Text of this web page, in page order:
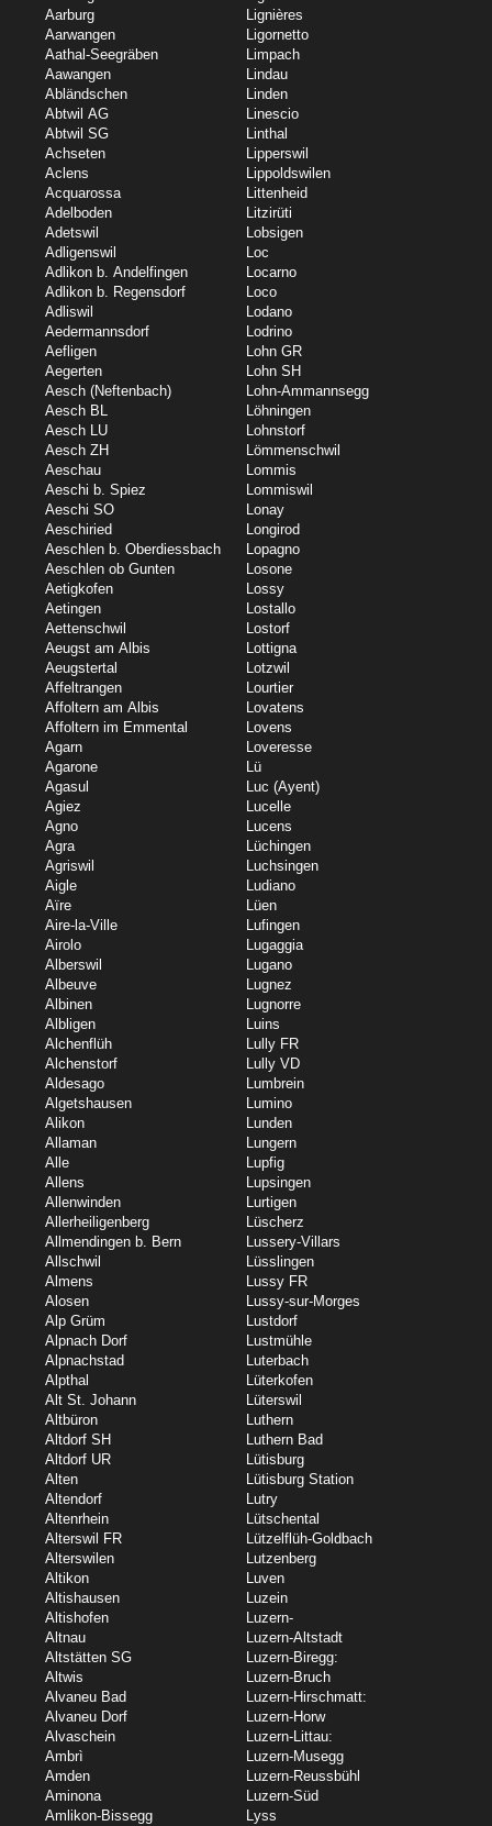
Aarburg
Aarwangen
Aathal-Seegräben
Aawangen
Abländschen
Abtwil AG
Abtwil SG
Achseten
Aclens
Acquarossa
Adelboden
Adetswil
Adligenswil
Adlikon b. Andelfingen
Adlikon b. Regensdorf
Adliswil
Aedermannsdorf
Aefligen
Aegerten
Aesch (Neftenbach)
Aesch BL
Aesch LU
Aesch ZH
Aeschau
Aeschi b. Spiez
Aeschi SO
Aeschiried
Aeschlen b. Oberdiessbach
Aeschlen ob Gunten
Aetigkofen
Aetingen
Aettenschwil
Aeugst am Albis
Aeugstertal
Affeltrangen
Affoltern am Albis
Affoltern im Emmental
Agarn
Agarone
Agasul
Agiez
Agno
Agra
Agriswil
Aigle
Aïre
Aire-la-Ville
Airolo
Alberswil
Albeuve
Albinen
Albligen
Alchenflüh
Alchenstorf
Aldesago
Algetshausen
Alikon
Allaman
Alle
Allens
Allenwinden
Allerheiligenberg
Allmendingen b. Bern
Allschwil
Almens
Alosen
Alp Grüm
Alpnach Dorf
Alpnachstad
Alpthal
Alt St. Johann
Altbüron
Altdorf SH
Altdorf UR
Alten
Altendorf
Altenrhein
Alterswil FR
Alterswilen
Altikon
Altishausen
Altishofen
Altnau
Altstätten SG
Altwis
Alvaneu Bad
Alvaneu Dorf
Alvaschein
Ambrì
Amden
Aminona
Amlikon-Bissegg
Lignières
Ligornetto
Limpach
Lindau
Linden
Linescio
Linthal
Lipperswil
Lippoldswilen
Littenheid
Litzirüti
Lobsigen
Loc
Locarno
Loco
Lodano
Lodrino
Lohn GR
Lohn SH
Lohn-Ammannsegg
Löhningen
Lohnstorf
Lömmenschwil
Lommis
Lommiswil
Lonay
Longirod
Lopagno
Losone
Lossy
Lostallo
Lostorf
Lottigna
Lotzwil
Lourtier
Lovatens
Lovens
Loveresse
Lü
Luc (Ayent)
Lucelle
Lucens
Lüchingen
Luchsingen
Ludiano
Lüen
Lufingen
Lugaggia
Lugano
Lugnez
Lugnorre
Luins
Lully FR
Lully VD
Lumbrein
Lumino
Lunden
Lungern
Lupfig
Lupsingen
Lurtigen
Lüscherz
Lussery-Villars
Lüsslingen
Lussy FR
Lussy-sur-Morges
Lustdorf
Lustmühle
Luterbach
Lüterkofen
Lüterswil
Luthern
Luthern Bad
Lütisburg
Lütisburg Station
Lutry
Lütschental
Lützelflüh-Goldbach
Lutzenberg
Luven
Luzein
Luzern-
Luzern-Altstadt
Luzern-Biregg:
Luzern-Bruch
Luzern-Hirschmatt:
Luzern-Horw
Luzern-Littau:
Luzern-Musegg
Luzern-Reussbühl
Luzern-Süd
Lyss